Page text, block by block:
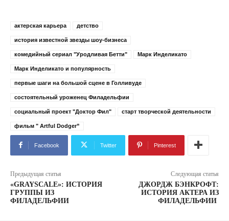
актерская карьера детство
история известной звезды шоу-бизнеса
комедийный сериал "Уродливая Бетти" Марк Инделикато
Марк Инделикато и популярность
первые шаги на большой сцене в Голливуде
состоятельный уроженец Филадельфии
социальный проект "Доктор Фил" старт творческой деятельности
фильм " Artful Dodger”
Facebook Twitter Pinterest
Предыдущая статья
«GRAYSCALE»: ИСТОРИЯ
ГРУППЫ ИЗ
ФИЛАДЕЛЬФИИ
Следующая статья
ДЖОРДЖ БЭНКРОФТ:
ИСТОРИЯ АКТЕРА ИЗ
ФИЛАДЕЛЬФИИ